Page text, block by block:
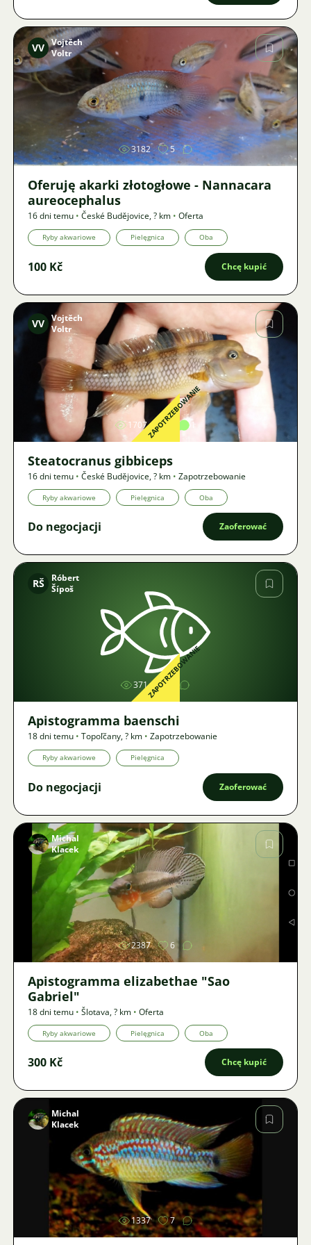
Zdjęcie
VV Vojtěch
Voltr
3182 5
Oferuję akarki złotogłowe - Nannacara
aureocephalus
16 dni temu • České Budějovice,? km • Oferta
Ryby akwariowe Pielęgnica Oba
100 Kč Chcę kupić
Zdjęcie
VV Vojtěch
Voltr
1707 3 1
ZAPOTRZEBOWANIE
Steatocranus gibbiceps
16 dni temu • České Budějovice,? km • Zapotrzebowanie
Ryby akwariowe Pielęgnica Oba
Do negocjacji Zaoferować
Zdjęcie
RŠ
Róbert
Šípoš
371 1
ZAPOTRZEBOWANIE
Apistogramma baenschi
18 dni temu • Topoľčany,? km • Zapotrzebowanie
Ryby akwariowe Pielęgnica
Do negocjacji Zaoferować
Zdjęcie
Michal
Klacek
2387 6
Apistogramma elizabethae "Sao
Gabriel"
18 dni temu • Šlotava,? km • Oferta
Ryby akwariowe Pielęgnica Oba
300 Kč Chcę kupić
Zdjęcie
Michal
Klacek
1337 7